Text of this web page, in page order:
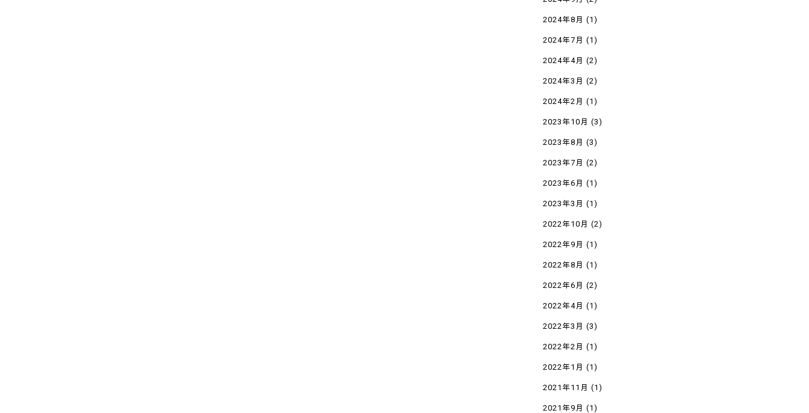
2024年8月 (1)
2024年7月 (1)
2024年4月 (2)
2024年3月 (2)
2024年2月 (1)
2023年10月 (3)
2023年8月 (3)
2023年7月 (2)
2023年6月 (1)
2023年3月 (1)
2022年10月 (2)
2022年9月 (1)
2022年8月 (1)
2022年6月 (2)
2022年4月 (1)
2022年3月 (3)
2022年2月 (1)
2022年1月 (1)
2021年11月 (1)
2021年9月 (1)